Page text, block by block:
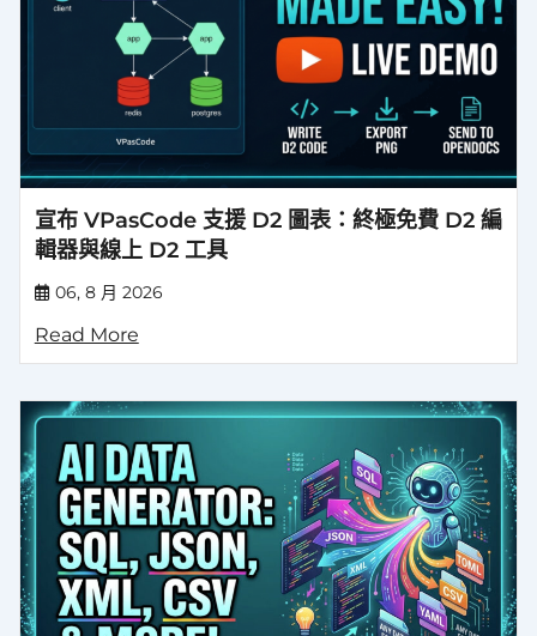
宣布 VPasCode 支援 D2 圖表：終極免費 D2 編
輯器與線上 D2 工具
06, 8 月 2026
Read More